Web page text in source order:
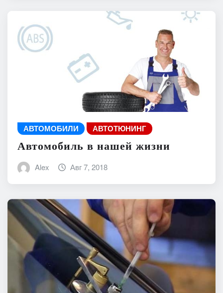
АВТОМОБИЛИ АВТОТЮНИНГ
Автомобиль в нашей жизни
Alex Авг 7, 2018